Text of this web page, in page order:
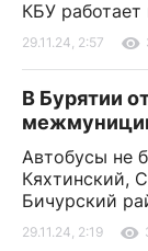
КБУ
29.11.24, 2:57
В Бурятии
Автобусы не
Кяхтинский,
Бичурский
29.11.24, 2:19